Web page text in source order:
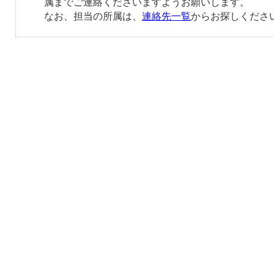
属までご連絡くださいますようお願いします。
なお、担当の所属は、 連絡先一覧からお探しくださ